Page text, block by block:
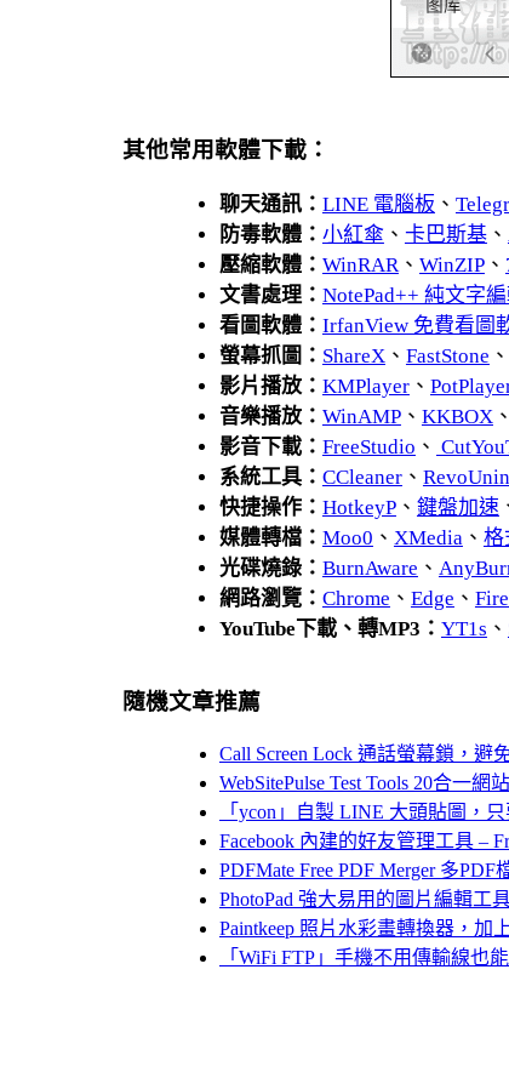
其他常用軟體下載：
聊天通訊： LINE 電腦板 、
防毒軟體： 小紅傘 、 卡巴斯基、
壓縮軟體： WinRAR、 WinZIP、
文書處理： NotePad++ 純文字
看圖軟體： IrfanView 免費看圖
螢幕抓圖： ShareX、 FastStone 、
影片播放： KMPlayer、
音樂播放： WinAMP、 KKBOX、
影音下載： FreeStudio 、
系統工具： CCleaner、
快捷操作： HotkeyP、 鍵盤加速
媒體轉檔： Moo0 、 XMedia、 格
光碟燒錄： BurnAware 、
網路瀏覽： Chrome 、 Edge 、
YouTube下載、轉MP3： YT1s 、
隨機文章推薦
Call Screen Lock 通話螢幕鎖，避
WebSitePulse Test Tools 20合一網
「ycon」自製 LINE 大頭貼圖，
Facebook 內建的好友管理工具 –
PDFMate Free PDF Merger 多
PhotoPad 強大易用的圖片編輯工
Paintkeep 照片水彩畫轉換器，加
「WiFi FTP」手機不用傳輸線也